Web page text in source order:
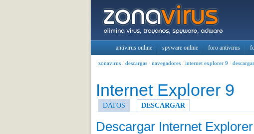
antivirus online spyware online foro antivirus
zonavirus/ descargas/ navegadores/ internet explorer 9 /
Internet Explorer 9
DATOS DESCARGAR
Descargar Internet